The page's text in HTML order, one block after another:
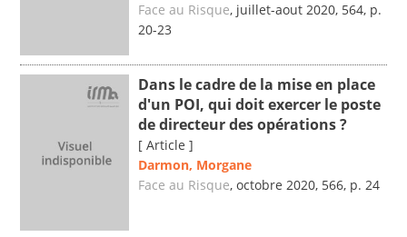
Face au Risque, juillet-aout 2020, 564, p.
20-23
Dans le cadre de la mise en place
d'un POI, qui doit exercer le poste
de directeur des opérations ?
[ Article ]
Darmon, Morgane
Face au Risque, octobre 2020, 566, p. 24